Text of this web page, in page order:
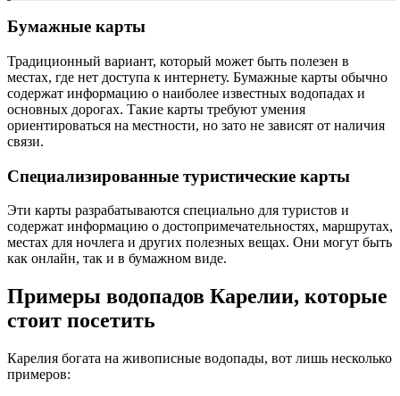
Бумажные карты
Традиционный вариант, который может быть полезен в
местах, где нет доступа к интернету. Бумажные карты обычно
содержат информацию о наиболее известных водопадах и
основных дорогах. Такие карты требуют умения
ориентироваться на местности, но зато не зависят от наличия
связи.
Специализированные туристические карты
Эти карты разрабатываются специально для туристов и
содержат информацию о достопримечательностях, маршрутах,
местах для ночлега и других полезных вещах. Они могут быть
как онлайн, так и в бумажном виде.
Примеры водопадов Карелии, которые
стоит посетить
Карелия богата на живописные водопады, вот лишь несколько
примеров: